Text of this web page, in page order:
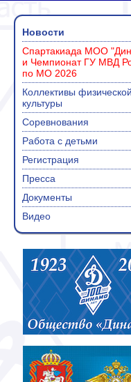
Новости
Спартакиада МОО
и Чемпионат ГУ МВД
по МО 2026
Коллективы физической
культуры
Соревнования
Работа с детьми
Регистрация
Пресса
Документы
Видео